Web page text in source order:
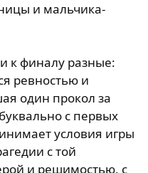
и мальчика-
к финалу разные:
ревностью и
один прокол за
с первых
условия игры
с той
и решимостью, с